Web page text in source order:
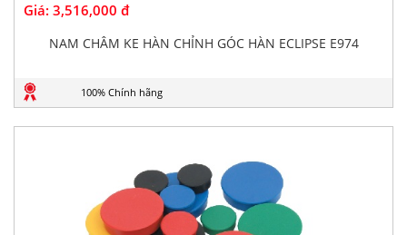
Giá: 3,516,000 đ
NAM CHÂM KE HÀN CHỈNH GÓC HÀN ECLIPSE E974
100% Chính hãng